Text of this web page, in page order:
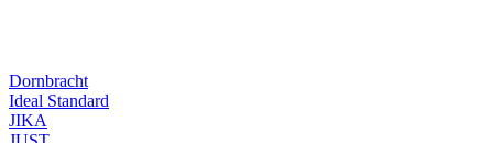
Dornbracht
Ideal Standard
JIKA